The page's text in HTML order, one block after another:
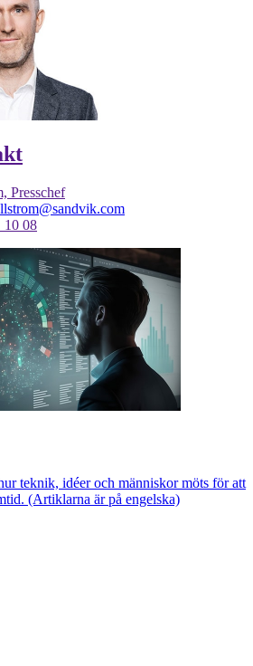
Presschef
10 08
teknik, idéer och människor möts för att
(Artiklarna är på engelska)